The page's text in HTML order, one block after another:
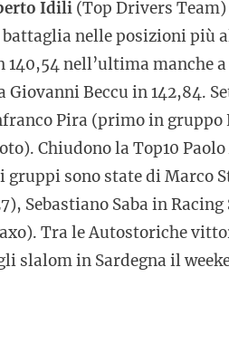
Idili (Top Drivers
nelle posizioni più
nell’ultima manche
Beccu in 142,84.
Pira (primo in gruppo
Chiudono la Top10
sono state di Marco
Sebastiano Saba in Racing
Tra le Autostoriche
slalom in Sardegna il